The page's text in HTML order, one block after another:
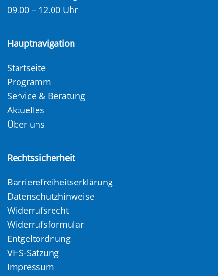
09.00 – 12.00 Uhr
Hauptnavigation
Startseite
Programm
Service & Beratung
Aktuelles
Über uns
Rechtssicherheit
Barrierefreiheitserklärung
Datenschutzhinweise
Widerrufsrecht
Widerrufsformular
Entgeltordnung
VHS-Satzung
Impressum